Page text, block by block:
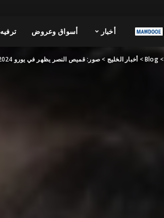
أخبار أسواق وعروض ترفيه
>
Blog
>أخبار الخليج >صور: قميص النصر يظهر في يورو 2024